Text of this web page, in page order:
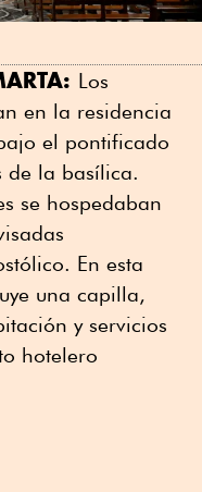
Los
en la residencia
el pontificado
de la basílica.
se hospedaban
En esta
una capilla,
y servicios
hotelero